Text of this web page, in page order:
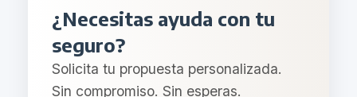
¿Necesitas ayuda con tu
seguro?
Solicita tu propuesta personalizada.
Sin compromiso. Sin esperas.